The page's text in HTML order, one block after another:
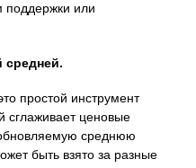
поддержки или
средней.
простой инструмент
сглаживает ценовые
среднюю
быть взято за разные